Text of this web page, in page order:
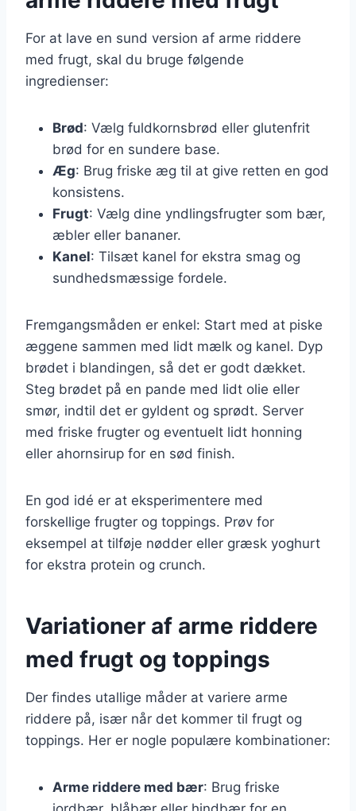
For at lave en sund version af arme riddere
med frugt, skal du bruge følgende
ingredienser:
Brød: Vælg fuldkornsbrød eller glutenfrit
brød for en sundere base.
Æg: Brug friske æg til at give retten en god
konsistens.
Frugt: Vælg dine yndlingsfrugter som bær,
æbler eller bananer.
Kanel: Tilsæt kanel for ekstra smag og
sundhedsmæssige fordele.
Fremgangsmåden er enkel: Start med at piske
æggene sammen med lidt mælk og kanel. Dyp
brødet i blandingen, så det er godt dækket.
Steg brødet på en pande med lidt olie eller
smør, indtil det er gyldent og sprødt. Server
med friske frugter og eventuelt lidt honning
eller ahornsirup for en sød finish.
En god idé er at eksperimentere med
forskellige frugter og toppings. Prøv for
eksempel at tilføje nødder eller græsk yoghurt
for ekstra protein og crunch.
Variationer af arme riddere
med frugt og toppings
Der findes utallige måder at variere arme
riddere på, især når det kommer til frugt og
toppings. Her er nogle populære kombinationer:
Arme riddere med bær: Brug friske